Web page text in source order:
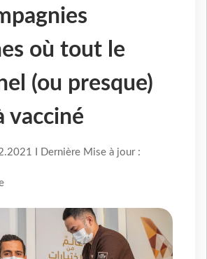
où tout le
(ou presque)
vacciné
I Dernière Mise à jour :